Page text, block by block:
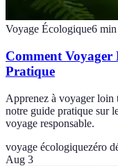
Voyage Écologique6 min
Comment Voyager
Pratique
Apprenez à voyager loin
notre guide pratique sur
voyage responsable.
voyage écologiquezéro
Aug 3